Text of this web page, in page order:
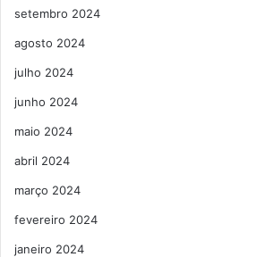
setembro 2024
agosto 2024
julho 2024
junho 2024
maio 2024
abril 2024
março 2024
fevereiro 2024
janeiro 2024